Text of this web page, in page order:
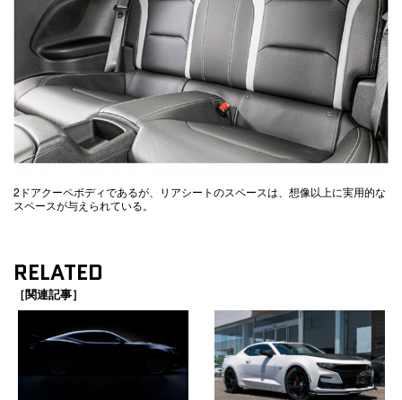
2ドアクーペボディであるが、リアシートのスペースは、想像以上に実用的な
スペースが与えられている。
RELATED
［関連記事］